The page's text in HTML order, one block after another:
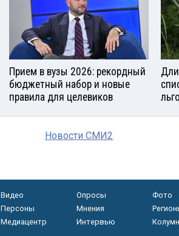
Прием в вузы 2026: рекордный
бюджетный набор и новые
правила для целевиков
Новости СМИ2
Видео Опросы
Фото
Персоны
Мнения
Медиацентр
Интервью